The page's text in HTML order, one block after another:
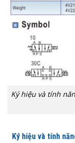
Ký hiệu và tính
Ký hiệu và tính